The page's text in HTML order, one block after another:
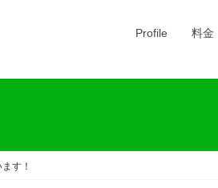
Profile 料金
す！